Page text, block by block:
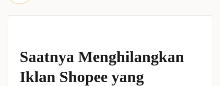
Saatnya Menghilangkan
Iklan Shopee yang